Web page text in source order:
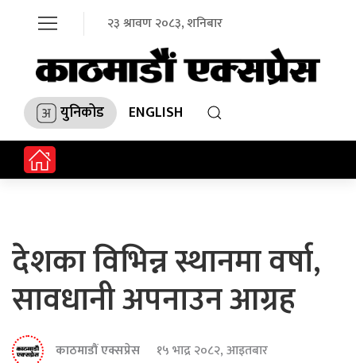
२३ श्रावण २०८३, शनिबार
युनिकोड ENGLISH
देशका विभिन्न स्थानमा वर्षा,
सावधानी अपनाउन आग्रह
काठमाडौं एक्सप्रेस १५ भाद्र २०८२, आइतबार